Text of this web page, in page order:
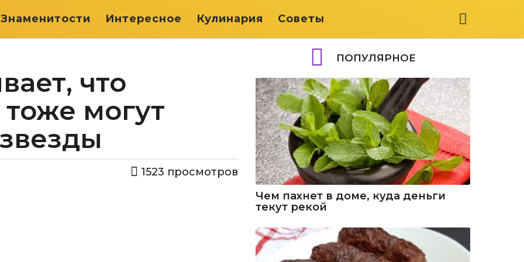
Знаменитости Интересное Кулинария Советы
что
могут
1523 просмотров
ПОПУЛЯРНОЕ
Чем пахнет в доме, куда деньги
текут рекой